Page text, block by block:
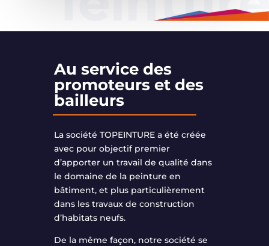
Au service des
promoteurs et des
bailleurs
La société TOPEINTURE a été créée
avec pour objectif premier
d’apporter un travail de qualité dans
le domaine de la peinture en
bâtiment, et plus particulièrement
dans les travaux de construction
d’habitats neufs.
De la même façon, notre société se